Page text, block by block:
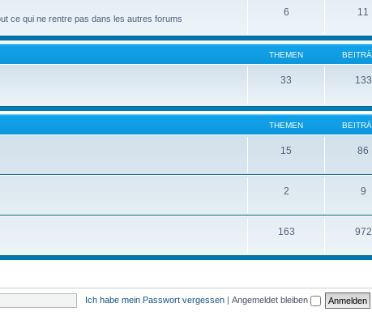
ce qui ne rentre pas dans les autres forums
6 11
THEMEN
33 133
THEMEN
15 86
2 9
163 972
Ich habe mein Passwort vergessen | Angemeldet bleiben